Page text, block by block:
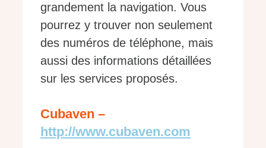
grandement la navigation. Vous
pourrez y trouver non seulement
des numéros de téléphone, mais
aussi des informations détaillées
sur les services proposés.
Cubaven –
http://www.cubaven.com